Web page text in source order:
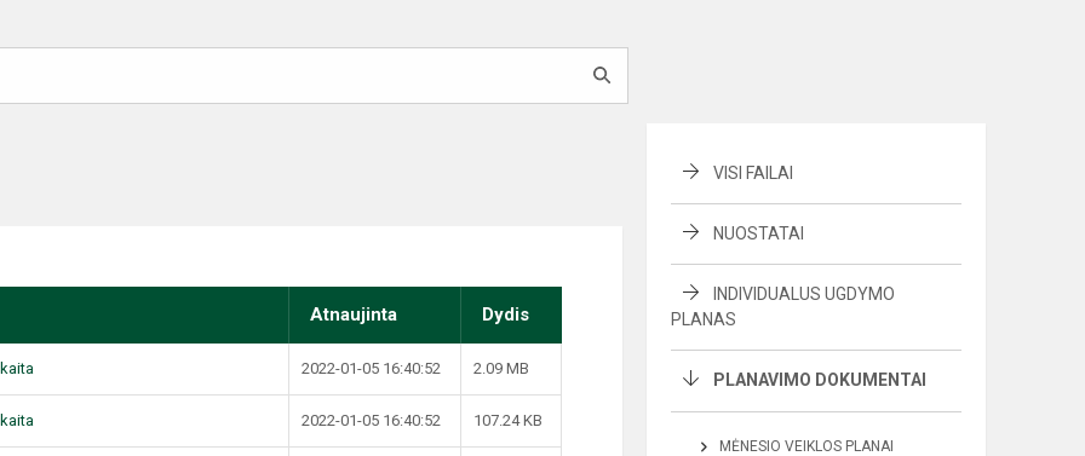
Atnaujinta Dydis
2022-01-05 16:40:52 2.09 MB
2022-01-05 16:40:52 107.24 KB
VISI FAILAI
NUOSTATAI
INDIVIDUALUS UGDYMO
PLANAS
PLANAVIMO DOKUMENTAI
MĖNESIO VEIKLOS PLANAI